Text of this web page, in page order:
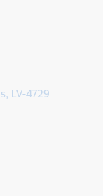
LV-4729